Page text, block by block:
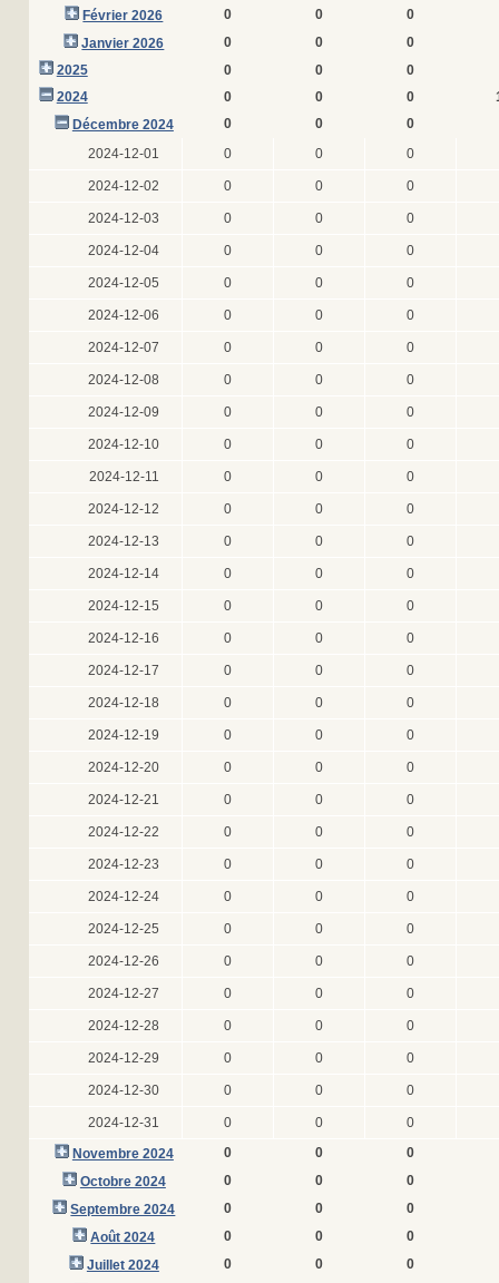
Février 2026 0 0
0
Janvier 2026
0 0
0
2025
0 0
0
2024
0 0 0
Décembre 2024
0 0
0
2024-12-01
0 0 0
2024-12-02 0 0 0
2024-12-03 0 0 0
2024-12-04 0 0 0
2024-12-05 0 0 0
2024-12-06 0 0 0
2024-12-07 0 0 0
2024-12-08 0 0 0
2024-12-09 0 0 0
2024-12-10 0 0 0
2024-12-11 0 0 0
2024-12-12 0 0 0
2024-12-13 0 0 0
2024-12-14 0 0 0
2024-12-15 0 0 0
2024-12-16 0 0 0
2024-12-17 0 0 0
2024-12-18 0 0 0
2024-12-19 0 0 0
2024-12-20 0 0 0
2024-12-21 0 0 0
2024-12-22 0 0 0
2024-12-23 0 0 0
2024-12-24 0 0 0
2024-12-25 0 0 0
2024-12-26 0 0 0
2024-12-27 0 0 0
2024-12-28 0 0 0
2024-12-29 0 0 0
2024-12-30 0 0 0
2024-12-31 0 0
0
Novembre 2024
0 0
0
Octobre 2024
0 0
0
Septembre 2024
0 0
0
Août 2024
0 0
0
Juillet 2024
0 0
0